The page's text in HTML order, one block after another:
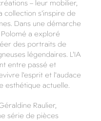
– leur mobilier,
collection s'inspire de
Dans une démarche
a exploré
des portraits de
légendaires. L'IA
entre passé et
l'esprit et l'audace
esthétique actuelle.
Raulier,
série de pièces